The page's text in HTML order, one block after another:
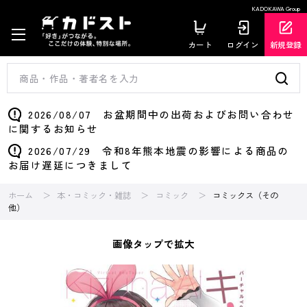
KADOKAWA Group
カート ログイン 新規登録
2026/08/07 お盆期間中の出荷およびお問い合わせ
に関するお知らせ
2026/07/29 令和8年熊本地震の影響による商品の
お届け遅延につきまして
ホーム 本・コミック・雑誌 コミック
コミックス（その
他）
画像タップで拡大